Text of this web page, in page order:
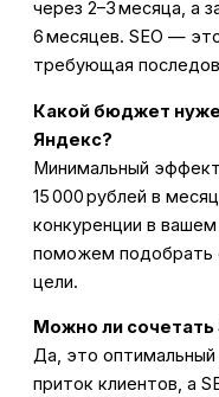
через 2–3 месяца, а
6 месяцев. SEO —
требующая
Какой бюджет
Яндекс?
Минимальный
15 000 рублей в
конкуренции в
поможем подобрать
цели.
Можно ли
Да, это
приток клиентов, а